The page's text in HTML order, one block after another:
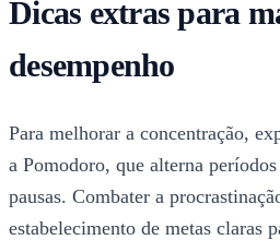
Dicas extras para
desempenho
Para melhorar a concentração,
a Pomodoro, que alterna
pausas. Combater a
estabelecimento de metas claras